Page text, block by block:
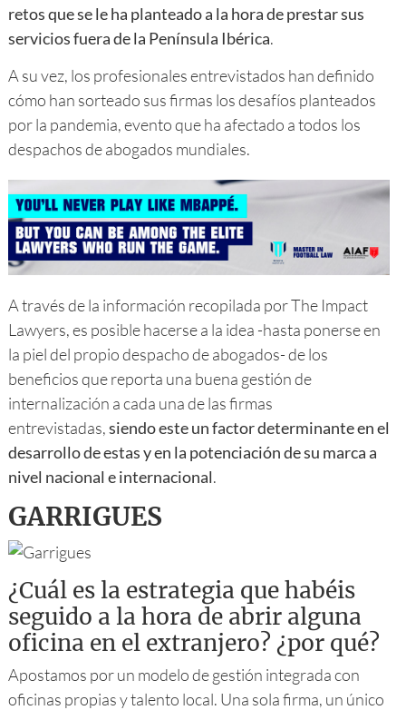
retos que se le ha planteado a la hora de prestar sus
servicios fuera de la Península Ibérica.
A su vez, los profesionales entrevistados han definido
cómo han sorteado sus firmas los desafíos planteados
por la pandemia, evento que ha afectado a todos los
despachos de abogados mundiales.
A través de la información recopilada por The Impact
Lawyers, es posible hacerse a la idea -hasta ponerse en
la piel del propio despacho de abogados- de los
beneficios que reporta una buena gestión de
internalización a cada una de las firmas
entrevistadas,siendo este un factor determinante en el
desarrollo de estas y en la potenciación de su marca a
nivel nacional e internacional.
GARRIGUES
¿Cuál es la estrategia que habéis
seguido a la hora de abrir alguna
oficina en el extranjero? ¿por qué?
Apostamos por un modelo de gestión integrada con
oficinas propias y talento local. Una sola firma, un único